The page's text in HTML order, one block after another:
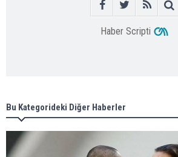
Haber Scripti
Bu Kategorideki Diğer Haberler